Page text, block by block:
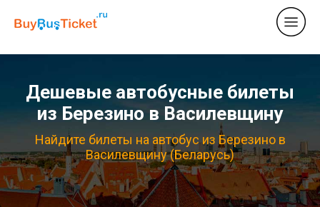
Дешевые автобусные билеты
из Березино в Василевщину
Найдите билеты на автобус из Березино в
Василевщину (Беларусь)